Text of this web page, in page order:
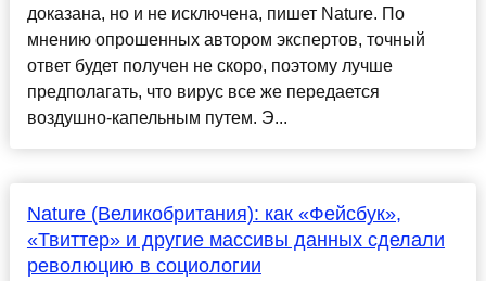
доказана, но и не исключена, пишет Nature. По
мнению опрошенных автором экспертов, точный
ответ будет получен не скоро, поэтому лучше
предполагать, что вирус все же передается
воздушно-капельным путем. Э...
Nature (Великобритания): как «Фейсбук»,
«Твиттер» и другие массивы данных сделали
революцию в социологии